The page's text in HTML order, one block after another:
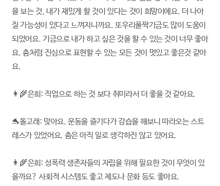
을 보는 것, 내가 재밌게 할 것이 있다는 것이 희망이에요. 더 나아
질 가능성이 있다고 느껴지니까요. 또우리폴짝기금도 많이 도움이
되었어요. 기금으로 내가 하고 싶은 것을 할 수 있는 것이 너무 좋아
요. 춤처럼 진심으로 표현할 수 있는 모든 것이 멋있고 좋은것 같아
요.
👩‍🌾은희: 직업으로 하는 것 보다 취미라서 더 좋을 것 같아요.
🐬돌고래: 맞아요. 운동을 즐기다가 강습을 해보니 따라오는 스트
레스가 있었어요. 춤은 아직 일로 생각하진 않고 있어요.
👩‍🌾은희: 성폭력 생존자들의 자립을 위해 필요한 것이 무엇이 있
을까요? 사회적 시스템도 좋고 제도나 문화 등도 좋아요.